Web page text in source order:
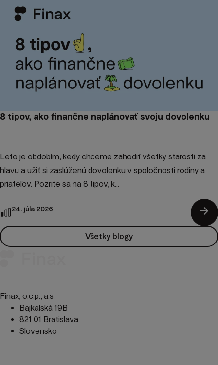
8 tipov, ako finančne naplánovať svoju dovolenku
Leto je obdobím, kedy chceme zahodiť všetky starosti za
hlavu a užiť si zaslúženú dovolenku v spoločnosti rodiny a
priateľov. Pozrite sa na 8 tipov, k...
24. júla 2026 arrow_forward
Všetky blogy
Finax, o.c.p., a.s.
Bajkalská 19B
821 01 Bratislava
Slovensko